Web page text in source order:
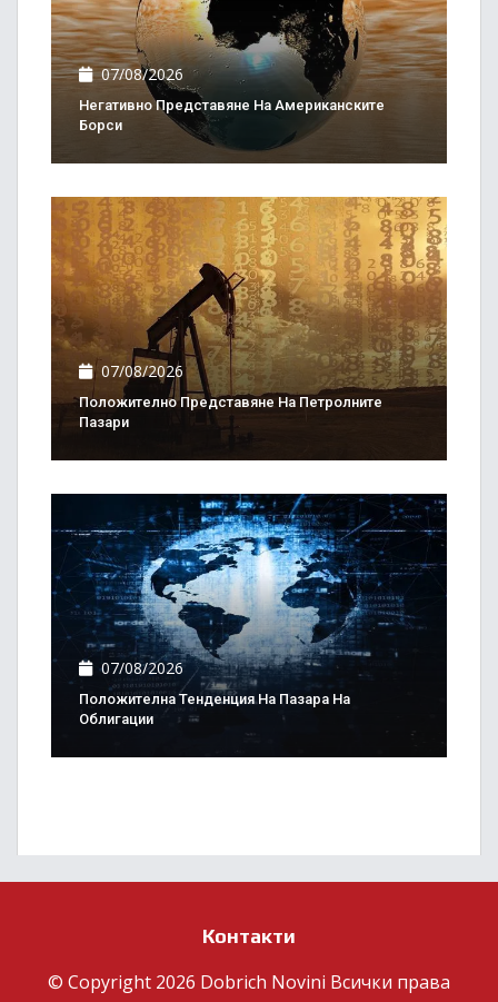
07/08/2026
Негативно Представяне На Американските
Борси
07/08/2026
Положително Представяне На Петролните
Пазари
07/08/2026
Положителна Тенденция На Пазара На
Облигации
Контакти
© Copyright 2026 Dobrich Novini Всички права